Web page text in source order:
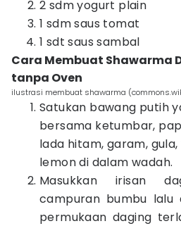
2 sdm yogurt plain
1 sdm saus tomat
1 sdt saus sambal
Cara Membuat Shawarma
tanpa Oven
ilustrasi membuat shawarma
Satukan bawang putih
bersama ketumbar,
lada hitam, garam,
lemon di dalam wadah.
Masukkan irisan
campuran bumbu lalu
permukaan daging